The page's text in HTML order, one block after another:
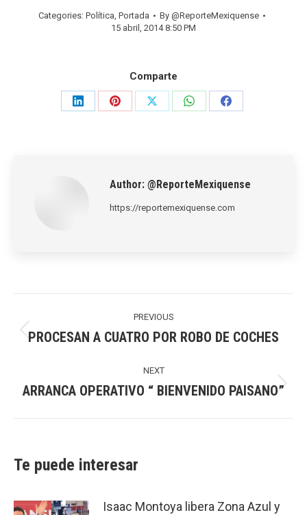
Categories: Política, Portada By @ReporteMexiquense
15 abril, 2014 8:50 PM
Comparte
Share
Share
Share
Share
Share
Author: @ReporteMexiquense
https://reportemexiquense.com
navigation
PREVIOUS
Previous
PROCESAN A CUATRO POR ROBO DE COCHES
NEXT
Next
ARRANCA OPERATIVO “ BIENVENIDO PAISANO”
Te puede interesar
Isaac Montoya libera Zona Azul y